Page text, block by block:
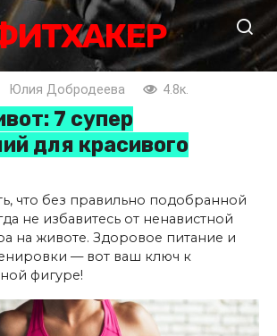
Юлия Добродеева 4.8к.
7 супер
для красивого
что без правильно подобранной
не избавитесь от ненавистной
на животе. Здоровое питание и
— вот ваш ключ к
фигуре!